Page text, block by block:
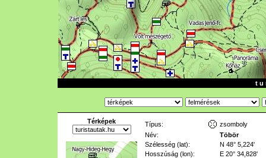
t u
Térképek Típus:
zsomboly
Név:
Töbör
Szélesség (lat):
N 48° 5,224'
Hosszúság (lon):
E 20° 34,828'